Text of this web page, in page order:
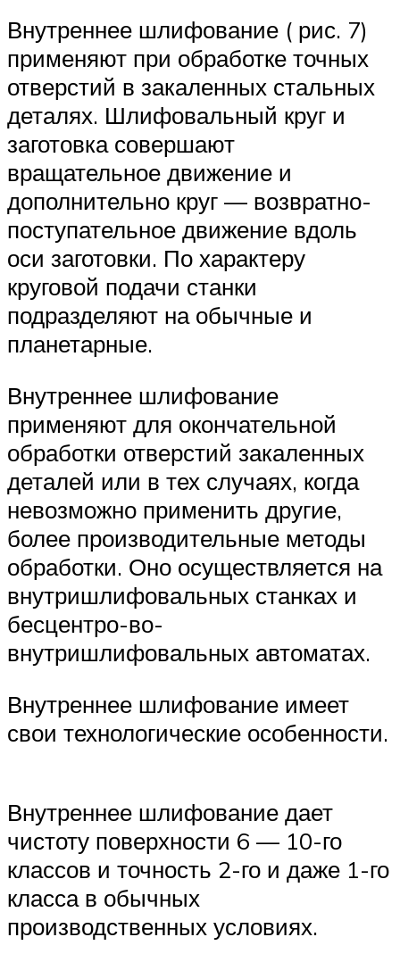
Внутреннее шлифование ( рис. 7)
применяют при обработке точных
отверстий в закаленных стальных
деталях. Шлифовальный круг и
заготовка совершают
вращательное движение и
дополнительно круг — возвратно-
поступательное движение вдоль
оси заготовки. По характеру
круговой подачи станки
подразделяют на обычные и
планетарные.
Внутреннее шлифование
применяют для окончательной
обработки отверстий закаленных
деталей или в тех случаях, когда
невозможно применить другие,
более производительные методы
обработки. Оно осуществляется на
внутришлифовальных станках и
бесцентро-во-
внутришлифовальных автоматах.
Внутреннее шлифование имеет
свои технологические особенности.
Внутреннее шлифование дает
чистоту поверхности 6 — 10-го
классов и точность 2-го и даже 1-го
класса в обычных
производственных условиях.